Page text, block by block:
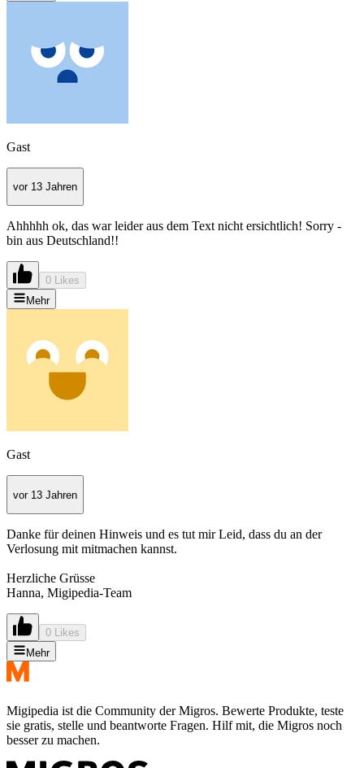
Gast
vor 13 Jahren
Ahhhhh ok, das war leider aus dem Text nicht ersichtlich! Sorry -
bin aus Deutschland!!
0 Likes
Mehr
Gast
vor 13 Jahren
Danke für deinen Hinweis und es tut mir Leid, dass du an der
Verlosung mit mitmachen kannst.
Herzliche Grüsse
Hanna, Migipedia-Team
0 Likes
Mehr
Migipedia ist die Community der Migros. Bewerte Produkte, teste
sie gratis, stelle und beantworte Fragen. Hilf mit, die Migros noch
besser zu machen.